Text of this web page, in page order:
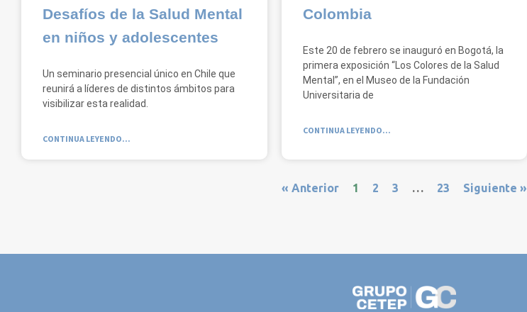
Desafíos de la Salud Mental
en niños y adolescentes
Un seminario presencial único en Chile que
reunirá a líderes de distintos ámbitos para
visibilizar esta realidad.
CONTINUA LEYENDO...
Colombia
Este 20 de febrero se inauguró en Bogotá, la
primera exposición “Los Colores de la Salud
Mental”, en el Museo de la Fundación
Universitaria de
CONTINUA LEYENDO...
« Anterior 1 2 3 … 23 Siguiente »